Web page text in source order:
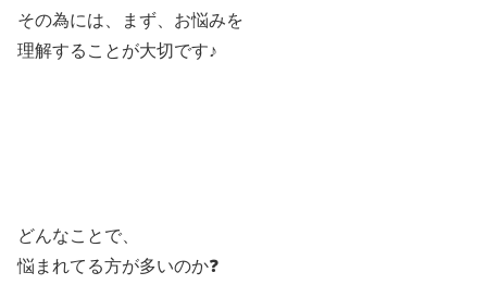
その為には、まず、お悩みを
理解することが大切です♪
どんなことで、
悩まれてる方が多いのか❓